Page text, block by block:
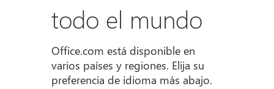
todo el mundo
Office.com está disponible en
varios países y regiones. Elija su
preferencia de idioma más abajo.